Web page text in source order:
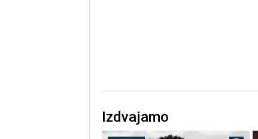
Izdvajamo